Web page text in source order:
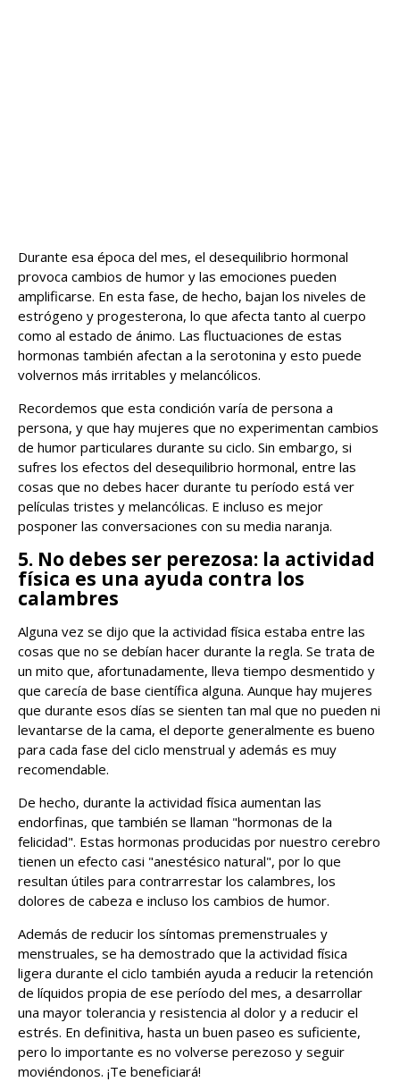
Durante esa época del mes, el desequilibrio hormonal
provoca cambios de humor y las emociones pueden
amplificarse. En esta fase, de hecho, bajan los niveles de
estrógeno y progesterona, lo que afecta tanto al cuerpo
como al estado de ánimo. Las fluctuaciones de estas
hormonas también afectan a la serotonina y esto puede
volvernos más irritables y melancólicos.
Recordemos que esta condición varía de persona a
persona, y que hay mujeres que no experimentan cambios
de humor particulares durante su ciclo. Sin embargo, si
sufres los efectos del desequilibrio hormonal, entre las
cosas que no debes hacer durante tu período está ver
películas tristes y melancólicas. E incluso es mejor
posponer las conversaciones con su media naranja.
5. No debes ser perezosa: la actividad
física es una ayuda contra los
calambres
Alguna vez se dijo que la actividad física estaba entre las
cosas que no se debían hacer durante la regla. Se trata de
un mito que, afortunadamente, lleva tiempo desmentido y
que carecía de base científica alguna. Aunque hay mujeres
que durante esos días se sienten tan mal que no pueden ni
levantarse de la cama, el deporte generalmente es bueno
para cada fase del ciclo menstrual y además es muy
recomendable.
De hecho, durante la actividad física aumentan las
endorfinas, que también se llaman "hormonas de la
felicidad". Estas hormonas producidas por nuestro cerebro
tienen un efecto casi "anestésico natural", por lo que
resultan útiles para contrarrestar los calambres, los
dolores de cabeza e incluso los cambios de humor.
Además de reducir los síntomas premenstruales y
menstruales, se ha demostrado que la actividad física
ligera durante el ciclo también ayuda a reducir la retención
de líquidos propia de ese período del mes, a desarrollar
una mayor tolerancia y resistencia al dolor y a reducir el
estrés. En definitiva, hasta un buen paseo es suficiente,
pero lo importante es no volverse perezoso y seguir
moviéndonos. ¡Te beneficiará!